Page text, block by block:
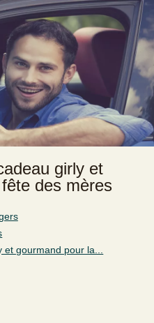
girly et
des mères
gourmand pour la...